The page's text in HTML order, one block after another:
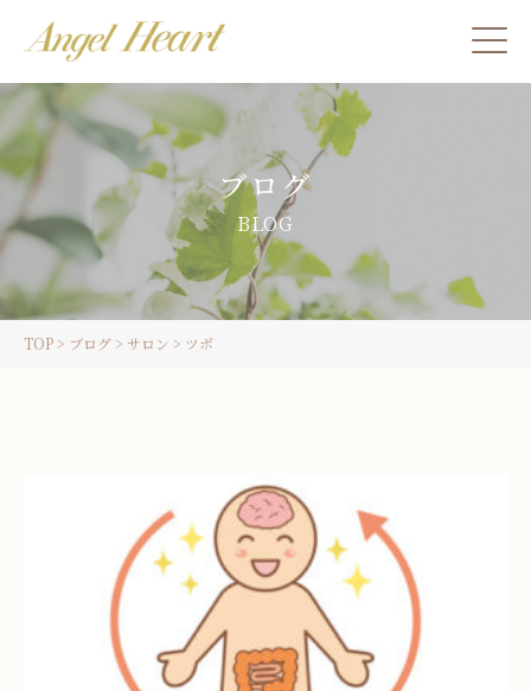
施術をご希望の方
カウンセリングをご希望の方へ
スクール受講生の方へ
お問い合わせ
ブログ
BLOG
TOP> ブログ> サロン > ツボ